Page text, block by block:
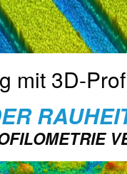
mit 3D-